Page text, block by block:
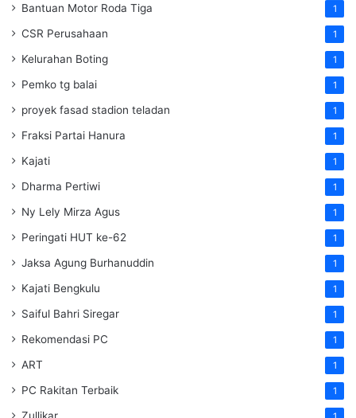
Bantuan Motor Roda Tiga 1
CSR Perusahaan 1
Kelurahan Boting 1
Pemko tg balai 1
proyek fasad stadion teladan 1
Fraksi Partai Hanura 1
Kajati 1
Dharma Pertiwi 1
Ny Lely Mirza Agus 1
Peringati HUT ke-62 1
Jaksa Agung Burhanuddin 1
Kajati Bengkulu 1
Saiful Bahri Siregar 1
Rekomendasi PC 1
ART 1
PC Rakitan Terbaik 1